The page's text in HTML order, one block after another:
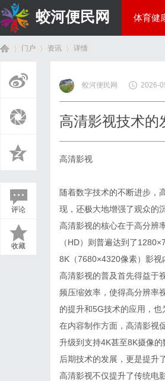
蛟河便民网 体育健
门户 资讯
›
详情
评论
收藏
蛟河便民网 2026-
高清影视技术的
高清影视
随着数字技术的不断进步，
现，还极大地增强了观众的
高清影视的核心在于高分辨
（HD）则普遍达到了
8K（7680×4320像素）影
高清影视的普及首先得益于
频压缩效率，使得高分辨率
的提升和5G技术的应用，
在内容制作方面，高清影视
升级到支持4K甚至8K摄像
后期技术的发展，更是提升
高清影视不仅提升了传统电